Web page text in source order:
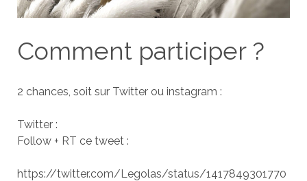
Comment participer ?
2 chances, soit sur Twitter ou instagram :
Twitter :
Follow + RT ce tweet :
https://twitter.com/Legolas/status/1417849301770